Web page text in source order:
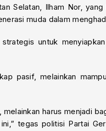
Selatan, Ilham Nor,
muda dalam
untuk
pasif, melainkan
harus menjadi
tegas politisi Partai